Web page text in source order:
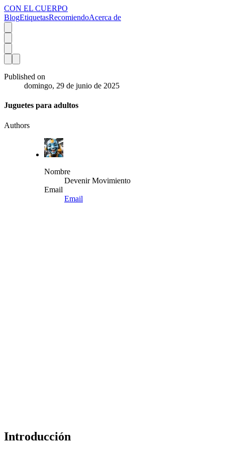
CON EL CUERPO
BlogEtiquetasRecomiendoAcerca de
Published on
domingo, 29 de junio de 2025
Juguetes para adultos
Authors
Nombre
Devenir Movimiento
Email
Email
Introducción